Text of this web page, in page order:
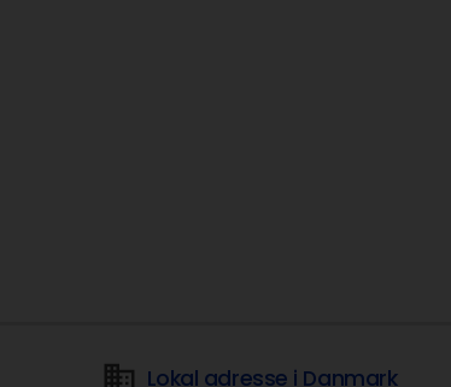
Lokal adresse i Danmark